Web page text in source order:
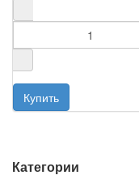
Категории